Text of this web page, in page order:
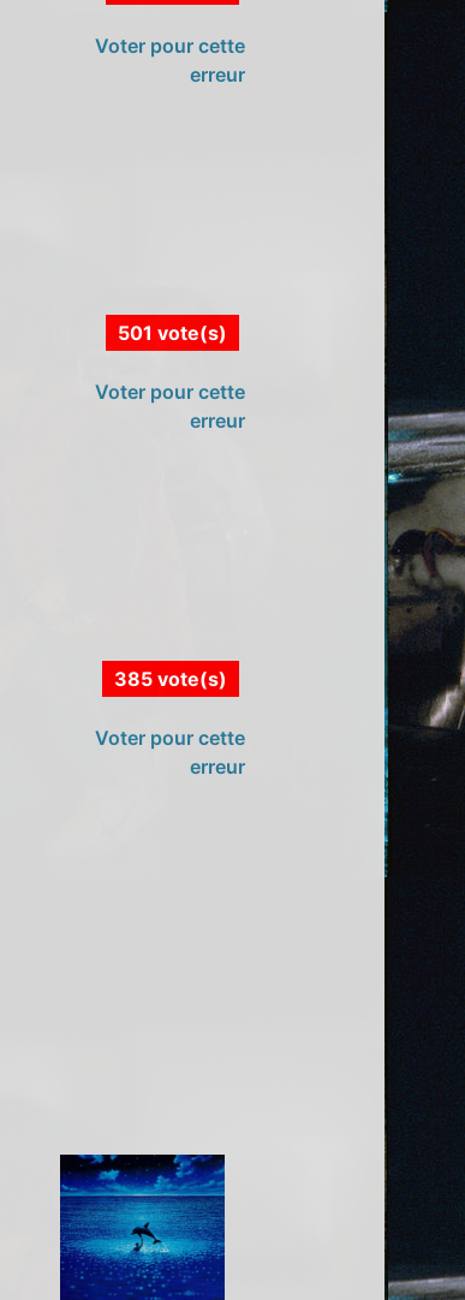
Voter pour cette
erreur
501 vote(s)
Voter pour cette
erreur
385 vote(s)
Voter pour cette
erreur